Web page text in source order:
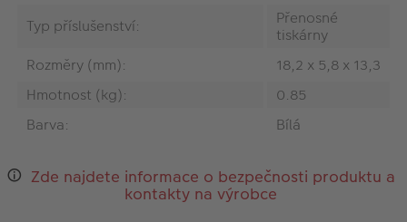
Typ příslušenství:
Přenosné
tiskárny
Rozměry (mm):
18,2 x 5,8 x 13,3
Hmotnost (kg):
0.85
Barva:
Bílá
Zde najdete informace o bezpečnosti produktu a
kontakty na výrobce